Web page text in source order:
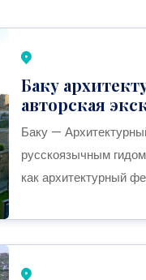
Баку
авторская
Баку —
русскоязычным
как архитектурный